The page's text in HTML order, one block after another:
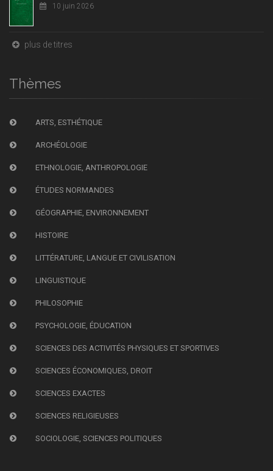
10 juin 2026
plus de titres
Thèmes
ARTS, ESTHÉTIQUE
ARCHÉOLOGIE
ETHNOLOGIE, ANTHROPOLOGIE
ÉTUDES NORMANDES
GÉOGRAPHIE, ENVIRONNEMENT
HISTOIRE
LITTÉRATURE, LANGUE ET CIVILISATION
LINGUISTIQUE
PHILOSOPHIE
PSYCHOLOGIE, ÉDUCATION
SCIENCES DES ACTIVITÉS PHYSIQUES ET SPORTIVES
SCIENCES ÉCONOMIQUES, DROIT
SCIENCES EXACTES
SCIENCES RELIGIEUSES
SOCIOLOGIE, SCIENCES POLITIQUES